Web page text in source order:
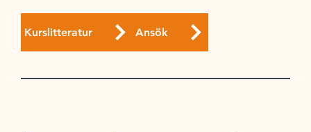
Kurslitteratur Ansök